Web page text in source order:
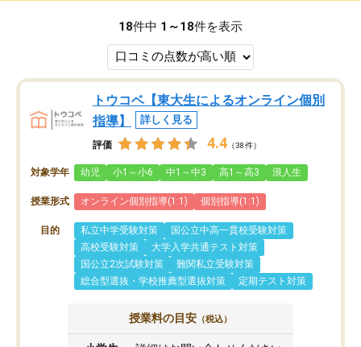
18件中 1～18件を表示
トウコベ【東大生によるオンライン個別
指導】
詳しく見る
評価 4.4 （38件）
対象学年 幼児 小1～小6 中1～中3 高1～高3 浪人生
授業形式 オンライン個別指導(1:1) 個別指導(1:1)
目的 私立中学受験対策
国公立中高一貫校受験対策
高校受験対策
大学入学共通テスト対策
国公立2次試験対策
難関私立受験対策
総合型選抜・学校推薦型選抜対策
定期テスト対策
授業料の目安 （税込）